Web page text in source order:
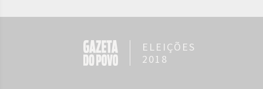
ELEIÇÕES
2018